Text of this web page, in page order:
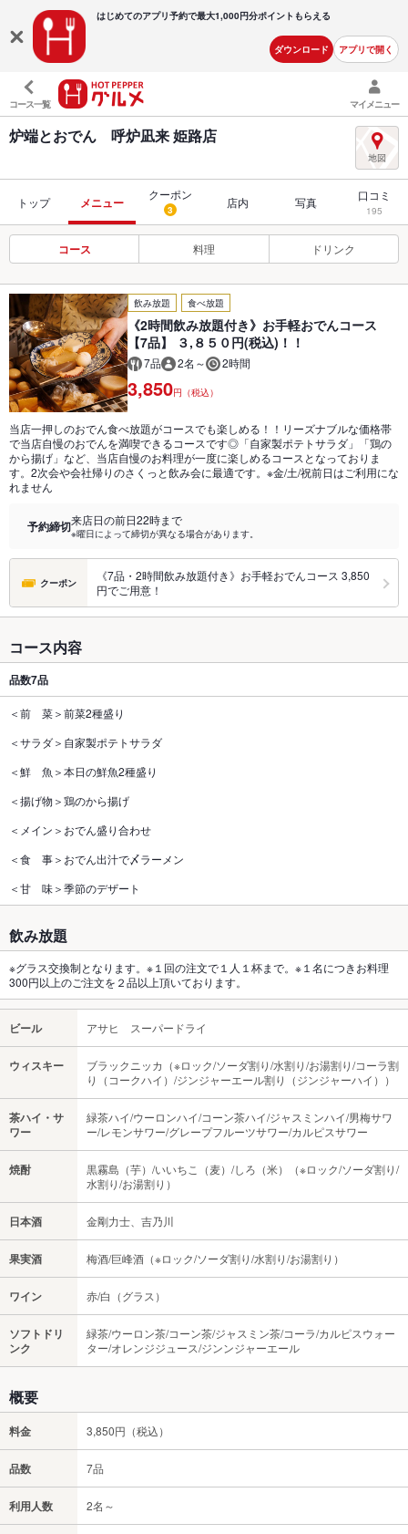
はじめてのアプリ予約で最大1,000円分ポイントもらえる
ダウンロード アプリで開く
コース一覧 マイメニュー
炉端とおでん 呼炉凪来 姫路店
トップ メニュー
クーポン
3 店内 写真 口コミ
195
コース 料理 ドリンク
飲み放題 食べ放題
《2時間飲み放題付き》お手軽おでんコース
【7品】 ３,８５０円(税込)！！
7品 2名～ 2時間
3,850円（税込）
当店一押しのおでん食べ放題がコースでも楽しめる！！リーズナブルな価格帯
で当店自慢のおでんを満喫できるコースです◎「自家製ポテトサラダ」「鶏の
から揚げ」など、当店自慢のお料理が一度に楽しめるコースとなっておりま
す。2次会や会社帰りのさくっと飲み会に最適です。※金/土/祝前日はご利用にな
れません
予約締切来店日の前日22時まで
※曜日によって締切が異なる場合があります。
クーポン
《7品・2時間飲み放題付き》お手軽おでんコース 3,850
円でご用意！
コース内容
品数7品
＜前 菜＞前菜2種盛り
＜サラダ＞自家製ポテトサラダ
＜鮮 魚＞本日の鮮魚2種盛り
＜揚げ物＞鶏のから揚げ
＜メイン＞おでん盛り合わせ
＜食 事＞おでん出汁で〆ラーメン
＜甘 味＞季節のデザート
飲み放題
※グラス交換制となります。※１回の注文で１人１杯まで。※１名につきお料理
300円以上のご注文を２品以上頂いております。
ビール アサヒ スーパードライ
ウィスキー
ブラックニッカ（※ロック/ソーダ割り/水割り/お湯割り/コーラ割
り（コークハイ）/ジンジャーエール割り（ジンジャーハイ））
茶ハイ・サ
ワー
緑茶ハイ/ウーロンハイ/コーン茶ハイ/ジャスミンハイ/男梅サワ
ー/レモンサワー/グレープフルーツサワー/カルピスサワー
焼酎
黒霧島（芋）/いいちこ（麦）/しろ（米）（※ロック/ソーダ割り/
水割り/お湯割り）
日本酒 金剛力士、吉乃川
果実酒 梅酒/巨峰酒（※ロック/ソーダ割り/水割り/お湯割り）
ワイン 赤/白（グラス）
ソフトドリ
ンク
緑茶/ウーロン茶/コーン茶/ジャスミン茶/コーラ/カルピスウォー
ター/オレンジジュース/ジンンジャーエール
概要
料金 3,850円（税込）
品数 7品
利用人数 2名～